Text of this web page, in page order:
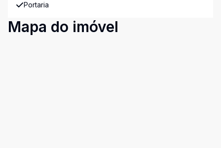
Portaria
Mapa do imóvel